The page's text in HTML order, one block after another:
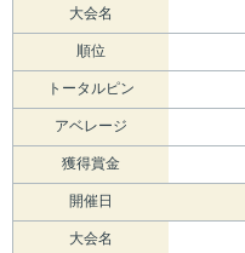
大会名
順位
トータルピン
アベレージ
獲得賞金
開催日
大会名